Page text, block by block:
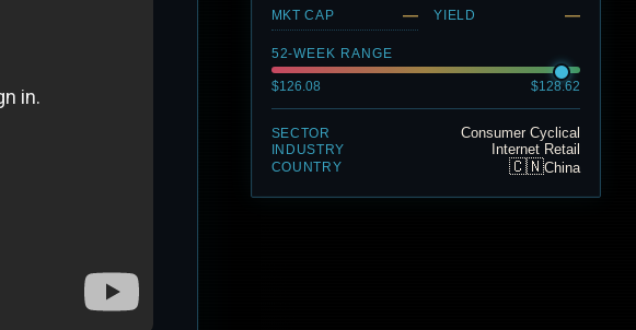
MKT CAP — YIELD —
52-WEEK RANGE
$126.08 $128.62
SECTOR Consumer Cyclical
INDUSTRY Internet Retail
COUNTRY 🇨🇳China